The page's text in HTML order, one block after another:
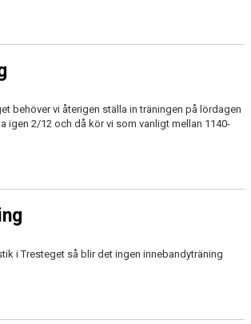
behöver vi återigen ställa in träningen på lördagen
igen 2/12 och då kör vi som vanligt mellan 1140-
i Tresteget så blir det ingen innebandyträning